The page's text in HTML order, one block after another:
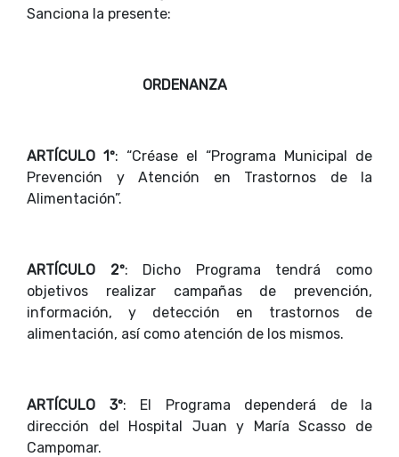
Sanciona la presente:
ORDENANZA
ARTÍCULO 1º: “Créase el “Programa Municipal de
Prevención y Atención en Trastornos de la
Alimentación”.
ARTÍCULO 2º: Dicho Programa tendrá como
objetivos realizar campañas de prevención,
información, y detección en trastornos de
alimentación, así como atención de los mismos.
ARTÍCULO 3º: El Programa dependerá de la
dirección del Hospital Juan y María Scasso de
Campomar.